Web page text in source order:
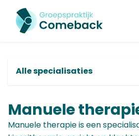
Alle specialisaties
Osteopathie
Kinesitherapie
Manuele
Manuele therapie is een